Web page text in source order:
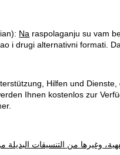
Na raspolaganju su vam
i drugi alternativni formati.
Hilfen und Dienste
Ihnen kostenlos zur
وغيرها من التنسيقات